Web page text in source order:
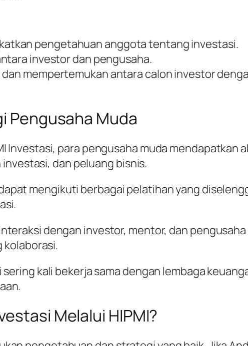
pengetahuan anggota tentang investasi.
investor dan pengusaha.
mempertemukan antara calon investor
Pengusaha Muda
Investasi, para pengusaha muda mendapatkan
dan peluang bisnis.
mengikuti berbagai pelatihan yang
dengan investor, mentor, dan
kolaborasi.
sering kali bekerja sama dengan lembaga
Melalui HIPMI?